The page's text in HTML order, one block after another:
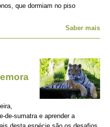
que dormiam no piso
Saber mais
de-sumatra e aprender a